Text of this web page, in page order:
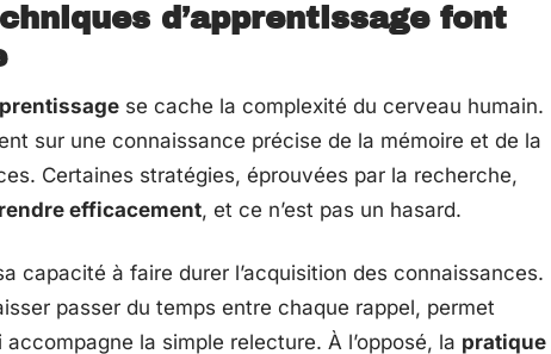
d’apprentissage font
se cache la complexité du cerveau humain.
sur une connaissance précise de la mémoire et de la
Certaines stratégies, éprouvées par la recherche,
efficacement, et ce n’est pas un hasard.
capacité à faire durer l’acquisition des connaissances.
passer du temps entre chaque rappel, permet
la simple relecture. À l’opposé, la pratique